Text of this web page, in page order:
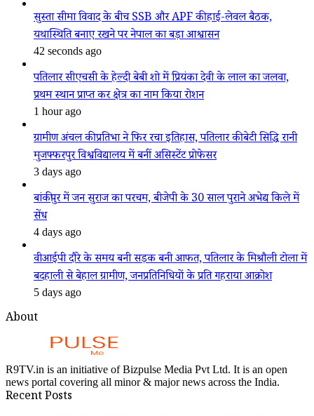
सुस्ता सीमा विवाद के बीच SSB और APF की हाई-लेवल बैठक,
यथास्थिति बनाए रखने पर नेपाल का बड़ा आश्वासन
42 seconds ago
पतिलार सीएचसी के हेल्दी बेबी शो में प्रियंका देवी के लाल का जलवा,
प्रथम स्थान प्राप्त कर क्षेत्र का नाम किया रोशन
1 hour ago
ग्रामीण अंचल की प्रतिभा ने फिर रचा इतिहास, पतिलार की बेटी सिद्धि रानी
मुजफ्फरपुर विश्वविद्यालय में बनीं असिस्टेंट प्रोफेसर
3 days ago
बांकीपुर में जन सुराज का परचम, बीजेपी के 30 साल पुराने अभेद्य किले में
सेंध
4 days ago
वीआईपी दौरे के समय बनी सड़क बनी आफत, पतिलार के मिश्रौली टोला में
बदहाली से बेहाल ग्रामीण, जनप्रतिनिधियों के प्रति गहराया आक्रोश
5 days ago
About
R9TV.in is an initiative of Bizpulse Media Pvt Ltd. It is an open
news portal covering all minor & major news across the India.
Recent Posts